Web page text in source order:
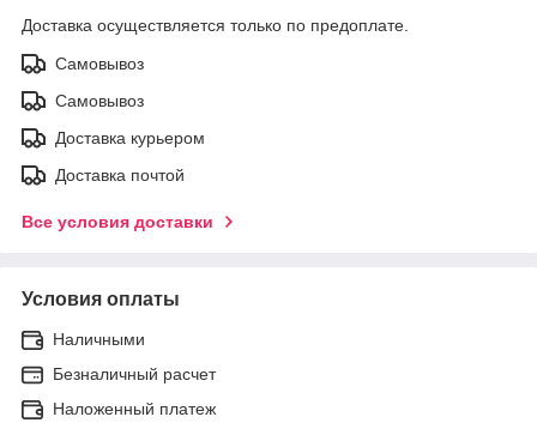
Доставка осуществляется только по предоплате.
Самовывоз
Самовывоз
Доставка курьером
Доставка почтой
Все условия доставки
Условия оплаты
Наличными
Безналичный расчет
Наложенный платеж